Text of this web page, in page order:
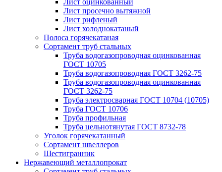
Лист оцинкованный
Лист просечно вытяжной
Лист рифленый
Лист холоднокатаный
Полоса горячекатаная
Сортамент труб стальных
Труба водогазопроводная оцинкованная
ГОСТ 10705
Труба водогазопроводная ГОСТ 3262-75
Труба водогазопроводная оцинкованная
ГОСТ 3262-75
Труба электросварная ГОСТ 10704 (10705)
Труба ГОСТ 10706
Труба профильная
Труба цельнотянутая ГОСТ 8732-78
Уголок горячекатанный
Сортамент швеллеров
Шестигранник
Нержавеющий металлопрокат